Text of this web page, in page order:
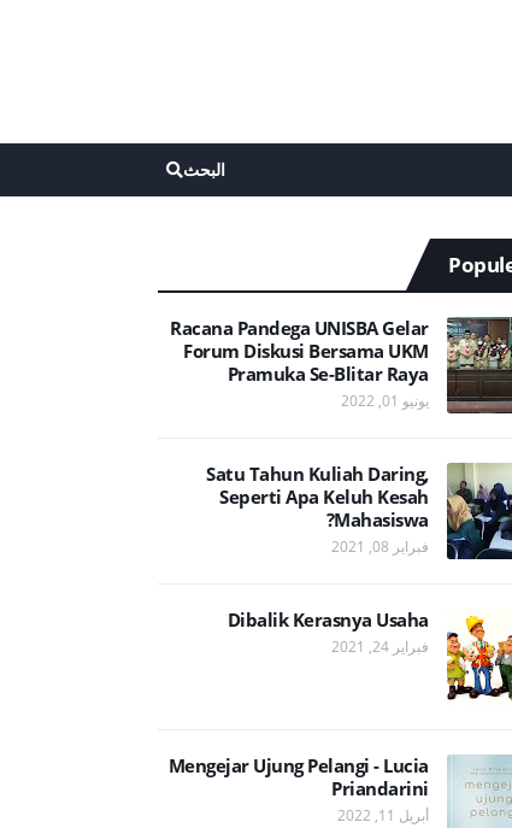
البحث
Racana Pandega UNISBA Gelar
Forum Diskusi Bersama UKM
Pramuka Se-Blitar Raya
يونيو 01, 2022
Satu Tahun Kuliah Daring,
Seperti Apa Keluh Kesah
Mahasiswa?
فبراير 08, 2021
Dibalik Kerasnya Usaha
فبراير 24, 2021
Mengejar Ujung Pelangi - Lucia
Priandarini
أبريل 11, 2022